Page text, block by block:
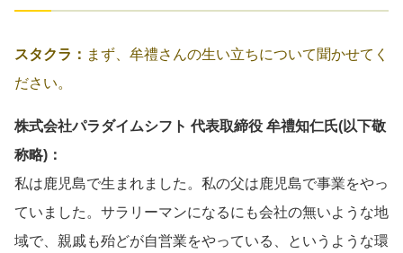
スタクラ： まず、牟禮さんの生い立ちについて聞かせてく
ださい。
株式会社パラダイムシフト 代表取締役 牟禮知仁氏(以下敬
称略)：
私は鹿児島で生まれました。私の父は鹿児島で事業をやっ
ていました。サラリーマンになるにも会社の無いような地
域で、親戚も殆どが自営業をやっている、というような環